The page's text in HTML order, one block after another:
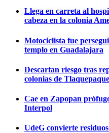
Llega en carreta al
cabeza en la colonia
Motociclista fue
templo en Guadalajara
Descartan riesgo tras
colonias de Tlaquepaque
Cae en Zapopan
Interpol
UdeG convierte